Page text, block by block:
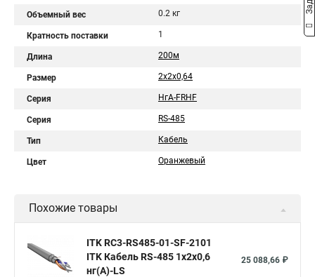
Объемный вес 0.2 кг
Кратность поставки 1
Длина 200м
Размер 2х2х0,64
Серия НгА-FRHF
Серия RS-485
Тип Кабель
Цвет Оранжевый
Похожие товары
ITK RC3-RS485-01-SF-2101
ITK Кабель RS-485 1х2х0,6
нг(А)-LS
25 088,66 ₽